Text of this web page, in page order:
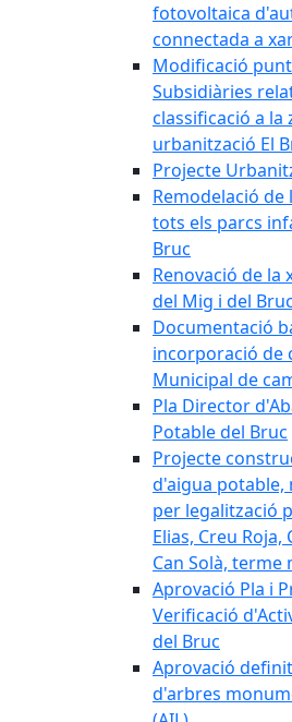
fotovoltaica
connectada a
Modificació
Subsidiàries
classificació a la
urbanització El
Projecte
Remodelació de
tots els parcs
Bruc
Renovació de la
del Mig i del
Documentació
incorporació de
Municipal de
Pla Director
Potable del Bruc
Projecte
d'aigua potable,
per legalització
Elias, Creu
Can Solà, terme
Aprovació Pla i
Verificació
del Bruc
Aprovació
d'arbres